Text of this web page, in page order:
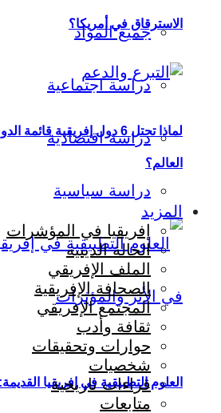
جميع المواد
دراسة اجتماعية
دراسة اقتصادية
دراسة سياسية
العلوم التطبيقية في إفريقيا
الاسترقاق في أمريكا؟
لماذا تحتل 6 دول إفريقية
العالم؟
المزيد
إفريقيا في المؤشرات
الحالة الدينية
الملف الإفريقي
الصحافة الإفريقية
المجتمع الإفريقي
ثقافة وأدب
حوارات وتحقيقات
شخصيات
قراءات تاريخية
متابعات